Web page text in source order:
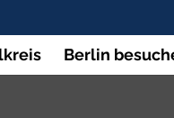
Berlin